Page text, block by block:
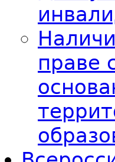
праве